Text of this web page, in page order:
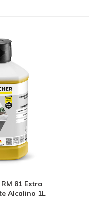
81 Extra
Alcalino 1L